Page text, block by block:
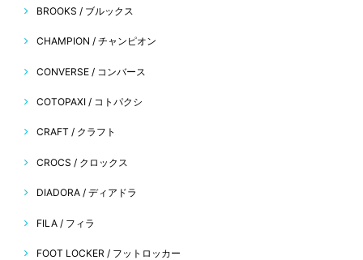
BROOKS / ブルックス
CHAMPION / チャンピオン
CONVERSE / コンバース
COTOPAXI / コトパクシ
CRAFT / クラフト
CROCS / クロックス
DIADORA / ディアドラ
FILA / フィラ
FOOT LOCKER / フットロッカー